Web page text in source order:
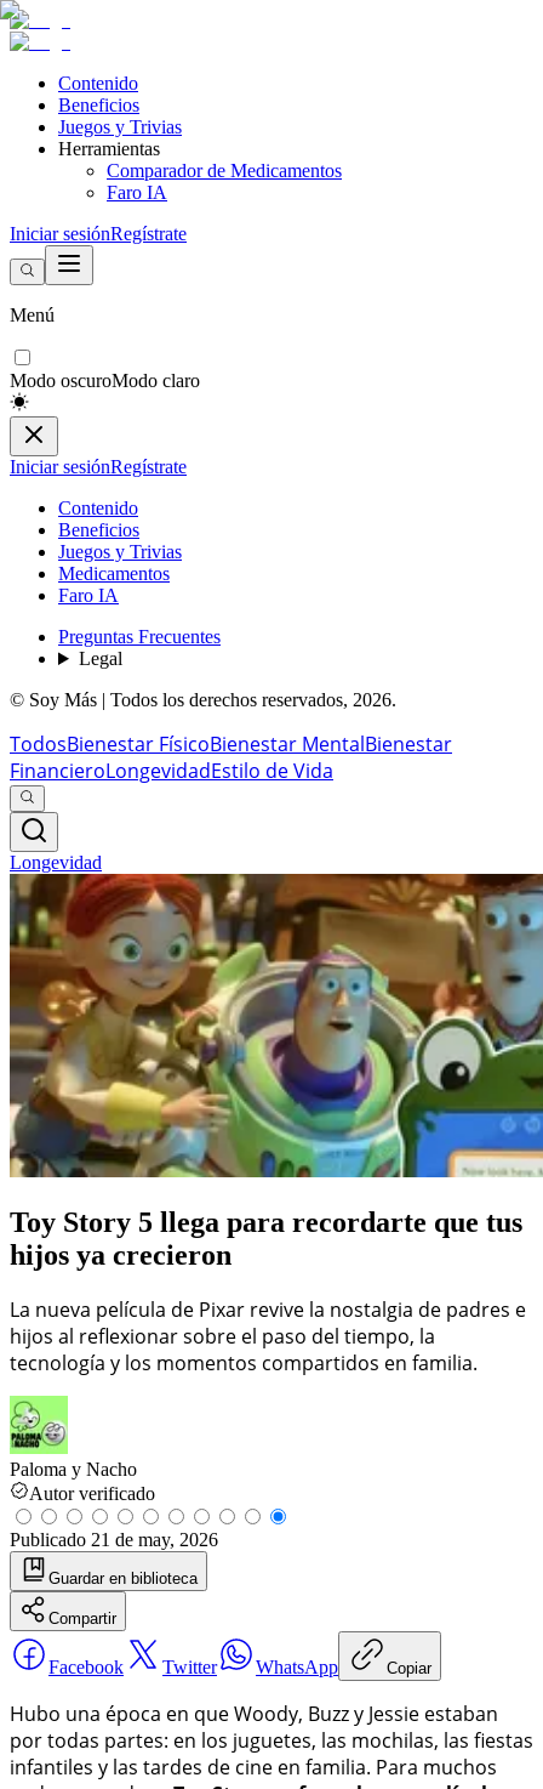
Contenido
Beneficios
Juegos y Trivias
Herramientas
Comparador de Medicamentos
Faro IA
Iniciar sesiónRegístrate
Menú
Modo oscuroModo claro
Iniciar sesiónRegístrate
Contenido
Beneficios
Juegos y Trivias
Medicamentos
Faro IA
Preguntas Frecuentes
Legal
© Soy Más | Todos los derechos reservados, 2026.
TodosBienestar FísicoBienestar MentalBienestar
FinancieroLongevidadEstilo de Vida
Longevidad
Toy Story 5 llega para recordarte que tus
hijos ya crecieron
La nueva película de Pixar revive la nostalgia de padres e
hijos al reflexionar sobre el paso del tiempo, la
tecnología y los momentos compartidos en familia.
Paloma y Nacho
Autor verificado
Publicado 21 de may, 2026
Guardar en biblioteca
Compartir
Facebook Twitter WhatsApp Copiar
Hubo una época en que Woody, Buzz y Jessie estaban
por todas partes: en los juguetes, las mochilas, las fiestas
infantiles y las tardes de cine en familia. Para muchos